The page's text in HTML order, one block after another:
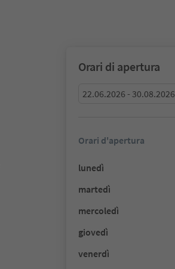
Orari di apertura
22.06.2026 - 30.08.2026
Orari d'apertura
lunedì
martedì
mercoledì
giovedì
venerdì